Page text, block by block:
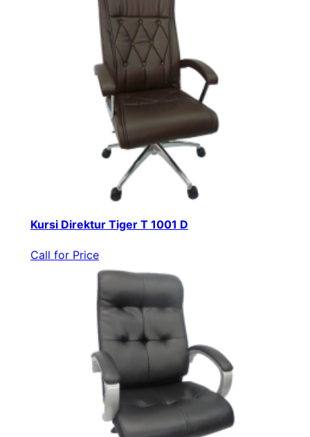
Kursi Direktur Tiger T 1001 D
Call for Price